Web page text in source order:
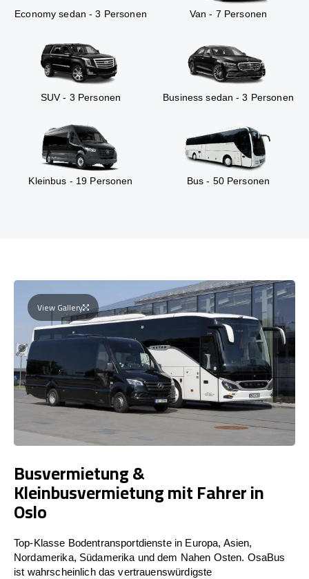
Economy sedan - 3 Personen Van - 7 Personen
SUV - 3 Personen Business sedan - 3 Personen
Kleinbus - 19 Personen Bus - 50 Personen
View Gallery
Busvermietung &
Kleinbusvermietung mit Fahrer in
Oslo
Top-Klasse Bodentransportdienste in Europa, Asien,
Nordamerika, Südamerika und dem Nahen Osten. OsaBus
ist wahrscheinlich das vertrauenswürdigste